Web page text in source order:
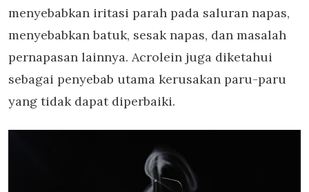
menyebabkan iritasi parah pada saluran napas,
menyebabkan batuk, sesak napas, dan masalah
pernapasan lainnya. Acrolein juga diketahui
sebagai penyebab utama kerusakan paru-paru
yang tidak dapat diperbaiki.